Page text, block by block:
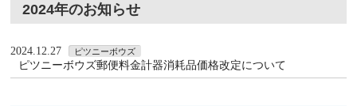
2024年のお知らせ
2024.12.27 ピツニーボウズ
ピツニーボウズ郵便料金計器消耗品価格改定について